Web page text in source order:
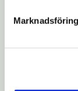
Marknadsföring
utredas